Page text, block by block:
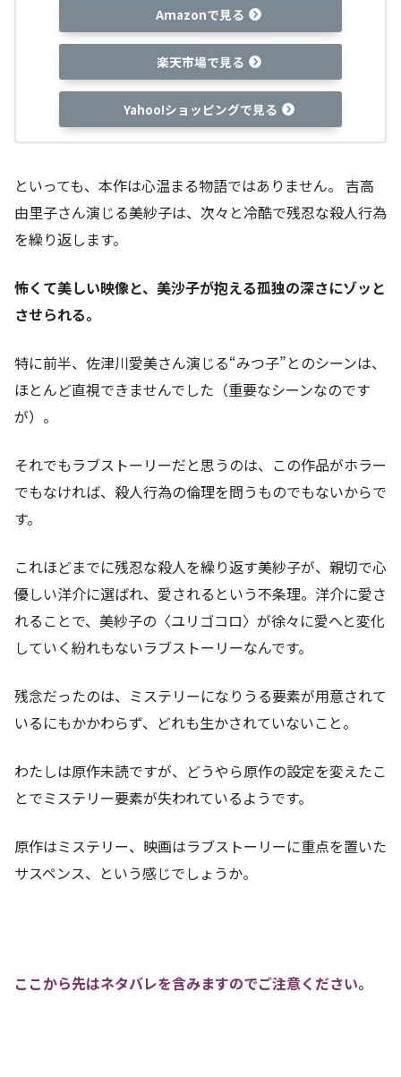
Amazonで見る
楽天市場で見る
Yahoo!ショッピングで見る
といっても、本作は心温まる物語ではありません。 吉高
由里子さん演じる美紗子は、次々と冷酷で残忍な殺人行為
を繰り返します。
怖くて美しい映像と、美沙子が抱える孤独の深さにゾッと
させられる。
特に前半、佐津川愛美さん演じる“みつ子”とのシーンは、
ほとんど直視できませんでした（重要なシーンなのです
が）。
それでもラブストーリーだと思うのは、この作品がホラー
でもなければ、殺人行為の倫理を問うものでもないからで
す。
これほどまでに残忍な殺人を繰り返す美紗子が、親切で心
優しい洋介に選ばれ、愛されるという不条理。洋介に愛さ
れることで、美紗子の〈ユリゴコロ〉が徐々に愛へと変化
していく紛れもないラブストーリーなんです。
残念だったのは、ミステリーになりうる要素が用意されて
いるにもかかわらず、どれも生かされていないこと。
わたしは原作未読ですが、どうやら原作の設定を変えたこ
とでミステリー要素が失われているようです。
原作はミステリー、映画はラブストーリーに重点を置いた
サスペンス、という感じでしょうか。
ここから先はネタバレを含みますのでご注意ください。